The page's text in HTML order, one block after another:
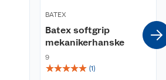
BATEX
Batex softgrip
mekanikerhanske
9
☆☆☆☆☆ (1)